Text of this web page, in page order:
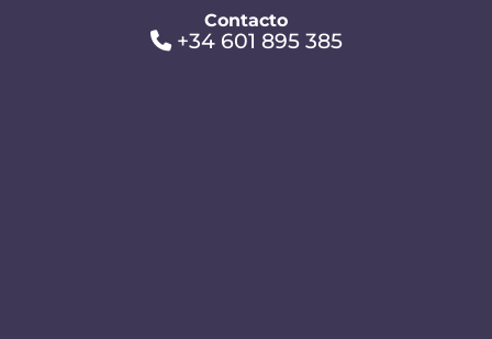
Contacto
+34 601 895 385